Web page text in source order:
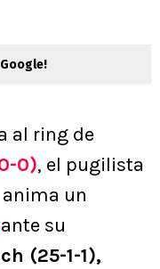
al ring de
0), el pugilista
un
ante su
(25-1-1),